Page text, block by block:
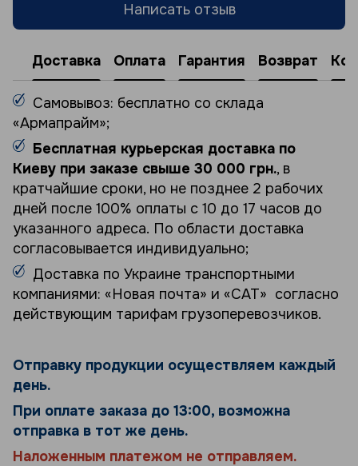
Написать отзыв
Доставка Оплата Гарантия Возврат
Самовывоз: бесплатно со склада
«Армапрайм»;
Бесплатная курьерская доставка по
Киеву при заказе свыше 30 000 грн., в
кратчайшие сроки, но не позднее 2 рабочих
дней после 100% оплаты с 10 до 17 часов до
указанного адреса. По области доставка
согласовывается индивидуально;
Доставка по Украине транспортными
компаниями: «Новая почта» и «САТ» согласно
действующим тарифам грузоперевозчиков.
Отправку продукции осуществляем каждый
день.
При оплате заказа до 13:00, возможна
отправка в тот же день.
Наложенным платежом не отправляем.